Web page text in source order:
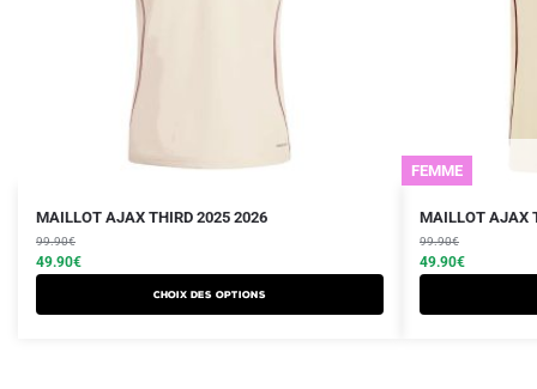
MAILLOT AJAX THIRD 2025 2026
99.90€
Le
prix
initial
était :
49.90€
Le
prix
actuel
est :
Choix des options
Ce
produit
a
FEMME
MAILLOT AJAX
99.90€
Le
prix
initial
était :
49.90€
Le
prix
actuel
est :
Ce
produit
a